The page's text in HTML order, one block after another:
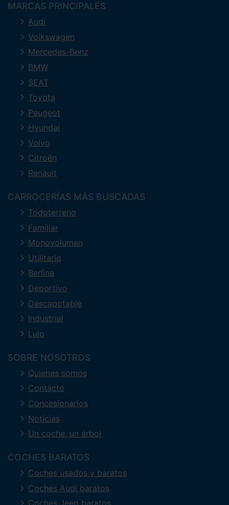
MARCAS PRINCIPALES
Audi
Volkswagen
Mercedes-Benz
BMW
SEAT
Toyota
Peugeot
Hyundai
Volvo
Citroën
Renault
CARROCERÍAS MÁS BUSCADAS
Todoterreno
Familiar
Monovolumen
Utilitario
Berlina
Deportivo
Descapotable
Industrial
Lujo
SOBRE NOSOTROS
Quienes somos
Contacto
Concesionarios
Noticias
Un coche, un árbol
COCHES BARATOS
Coches usados y baratos
Coches Audi baratos